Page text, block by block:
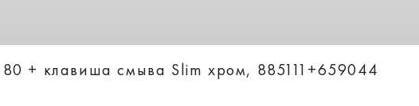
+ клавиша смыва Slim хром, 885111+659044